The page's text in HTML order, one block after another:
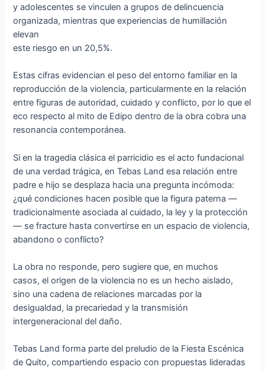
y adolescentes se vinculen a grupos de delincuencia
organizada, mientras que experiencias de humillación
elevan
este riesgo en un 20,5%.
Estas cifras evidencian el peso del entorno familiar en la
reproducción de la violencia, particularmente en la relación
entre figuras de autoridad, cuidado y conflicto, por lo que el
eco respecto al mito de Edipo dentro de la obra cobra una
resonancia contemporánea.
Si en la tragedia clásica el parricidio es el acto fundacional
de una verdad trágica, en Tebas Land esa relación entre
padre e hijo se desplaza hacia una pregunta incómoda:
¿qué condiciones hacen posible que la figura paterna —
tradicionalmente asociada al cuidado, la ley y la protección
— se fracture hasta convertirse en un espacio de violencia,
abandono o conflicto?
La obra no responde, pero sugiere que, en muchos
casos, el origen de la violencia no es un hecho aislado,
sino una cadena de relaciones marcadas por la
desigualdad, la precariedad y la transmisión
intergeneracional del daño.
Tebas Land forma parte del preludio de la Fiesta Escénica
de Quito, compartiendo espacio con propuestas lideradas